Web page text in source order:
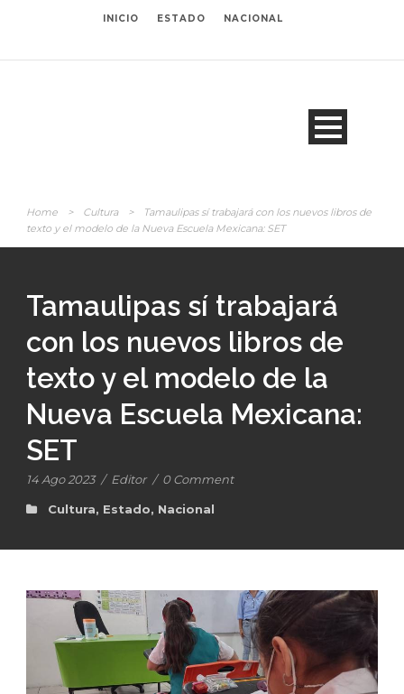
INICIO ESTADO NACIONAL
Home > Cultura >
Tamaulipas sí trabajará con los nuevos libros de
texto y el modelo de la Nueva Escuela Mexicana: SET
Tamaulipas sí trabajará
con los nuevos libros de
texto y el modelo de la
Nueva Escuela Mexicana:
SET
14 Ago 2023 / Editor / 0 Comment
Cultura, Estado, Nacional